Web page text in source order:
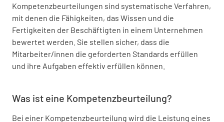
Kompetenzbeurteilungen sind systematische Verfahren,
mit denen die Fähigkeiten, das Wissen und die
Fertigkeiten der Beschäftigten in einem Unternehmen
bewertet werden. Sie stellen sicher, dass die
Mitarbeiter/innen die geforderten Standards erfüllen
und ihre Aufgaben effektiv erfüllen können.
Was ist eine Kompetenzbeurteilung?
Bei einer Kompetenzbeurteilung wird die Leistung eines